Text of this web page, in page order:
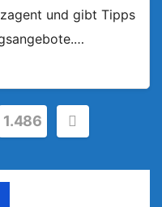
und gibt Tipps
1.486